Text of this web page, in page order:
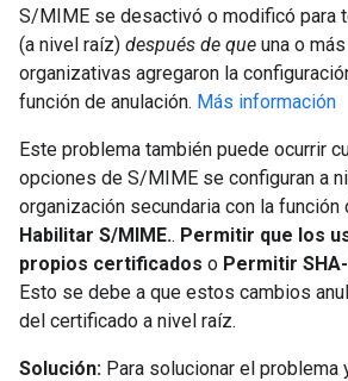
S/MIME se desactivó o modificó para
(a nivel raíz) después de que una o
organizativas agregaron la
función de anulación. Más información
Este problema también puede ocurrir
opciones de S/MIME se configuran a
organización secundaria con la función
Habilitar S/MIME.. Permitir que los
propios certificados o Permitir
Esto se debe a que estos cambios
del certificado a nivel raíz.
Solución: Para solucionar el problema